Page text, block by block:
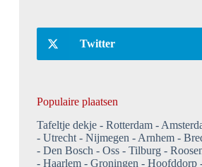
Twitter
Populaire plaatsen
Tafeltje dekje
Rotterdam
Utrecht
Nijmegen Arnhem
Den Bosch
Oss Tilburg
Haarlem
Groningen Hoofddorp